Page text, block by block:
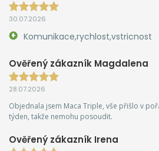
30.07.2026
Komunikace,rychlost,vstricnost
Ověřený zákazník Magdalena
28.07.2026
Objednala jsem Maca Triple, vše přišlo v
týden, takže nemohu posoudit.
Ověřený zákazník Irena